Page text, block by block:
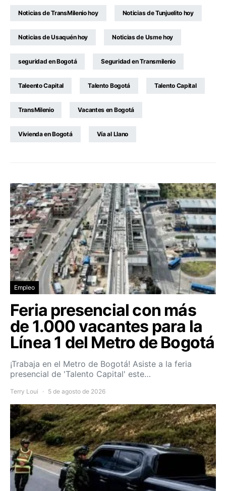
Noticias de TransMilenio hoy Noticias de Tunjuelito hoy
Noticias de Usaquén hoy Noticias de Usme hoy
seguridad en Bogotá Seguridad en Transmilenio
Taleento Capital Talento Bogotá Talento Capital
TransMilenio Vacantes en Bogotá
Vivienda en Bogotá Vía al Llano
Empleo
Feria presencial con más
de 1.000 vacantes para la
Línea 1 del Metro de Bogotá
¡Trabaja en el Metro de Bogotá! Asiste a la feria
presencial de 'Talento Capital' este…
Terry Loui 5 de agosto de 2026